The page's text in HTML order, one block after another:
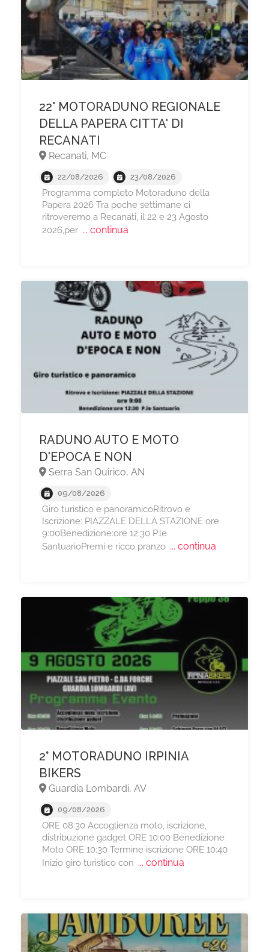
22° MOTORADUNO REGIONALE
DELLA PAPERA CITTA' DI
RECANATI
Recanati, MC
22/08/2026 23/08/2026
Programma completo Motoraduno della
Papera 2026 Tra poche settimane ci
ritroveremo a Recanati, il 22 e 23 Agosto
2026,per... continua
RADUNO AUTO E MOTO
D'EPOCA E NON
Serra San Quirico, AN
09/08/2026
Giro turistico e panoramicoRitrovo e
Iscrizione: PIAZZALE DELLA STAZIONE ore
9:00Benedizione:ore 12:30 P.le
SantuarioPremi e ricco pranzo... continua
2° MOTORADUNO IRPINIA
BIKERS
Guardia Lombardi, AV
09/08/2026
ORE 08:30 Accoglienza moto, iscrizione,
distribuzione gadget ORE 10:00 Benedizione
Moto ORE 10:30 Termine iscrizione ORE 10:40
Inizio giro turistico con ... continua